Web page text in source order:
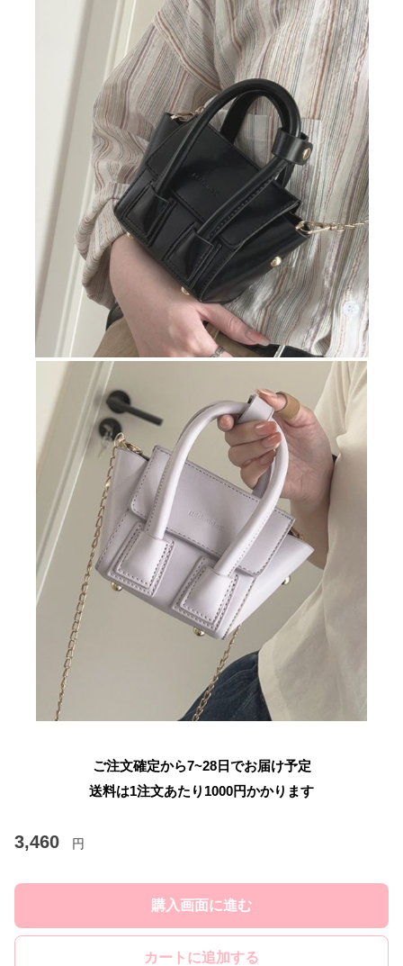
ご注文確定から7~28日でお届け予定
送料は1注文あたり 1000円かかります
3,460 円
購入画面に進む
カートに追加する